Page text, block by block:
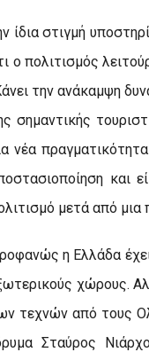
ίδια στιγμή
ο πολιτισμός
την ανάκαμψη
σημαντικής
νέα
και
μετά από μια
η Ελλάδα
χώρους.
τεχνών από τους
Σταύρος